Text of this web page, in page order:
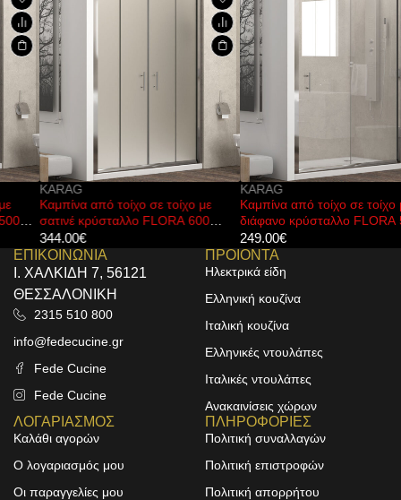
KARAG
Καμπίνα από τοίχο σε τοίχο με
σατινέ κρύσταλλο FLORA 600
Cromo KARAG 190x190cm
€
KARAG
Καμπίνα από τοίχο σε τοίχο με
διάφανο κρύσταλλο FLORA 500
Cromo KARAG 150x190cm
€
ΕΠΙΚΟΙΝΩΝΙΑ
Ι. ΧΑΛΚΙΔΗ 7, 56121
ΘΕΣΣΑΛΟΝΙΚΗ
2315 510 800
info@fedecucine.gr
Fede Cucine
Fede Cucine
ΠΡΟΙΟΝΤΑ
Ηλεκτρικά είδη
Ελληνική κουζίνα
Ιταλική κουζίνα
Ελληνικές ντουλάπες
Ιταλικές ντουλάπες
Ανακαινίσεις χώρων
ΛΟΓΑΡΙΑΣΜΟΣ
Καλάθι αγορών
Ο λογαριασμός μου
Οι παραγγελίες μου
ΠΛΗΡΟΦΟΡΙΕΣ
Πολιτική συναλλαγών
Πολιτική επιστροφών
Πολιτική απορρήτου